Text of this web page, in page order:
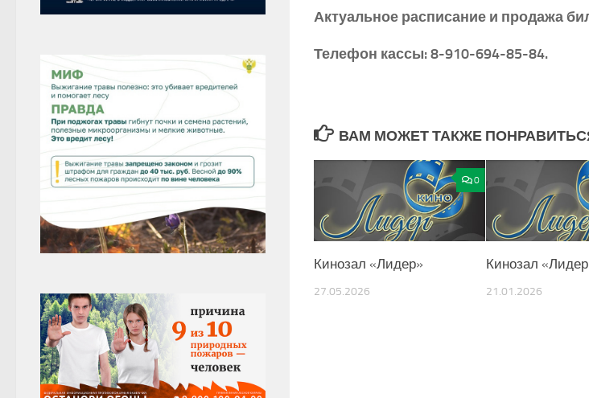
Актуальное расписание и продажа
Телефон кассы: 8-910-694-85-84.
ВАМ МОЖЕТ ТАКЖЕ
0
Кинозал «Лидер»
27.05.2026
Кинозал
21.01.2026